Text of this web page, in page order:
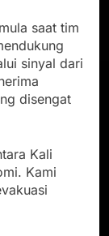
saat tim
sinyal dari
disengat
Kali
Kami